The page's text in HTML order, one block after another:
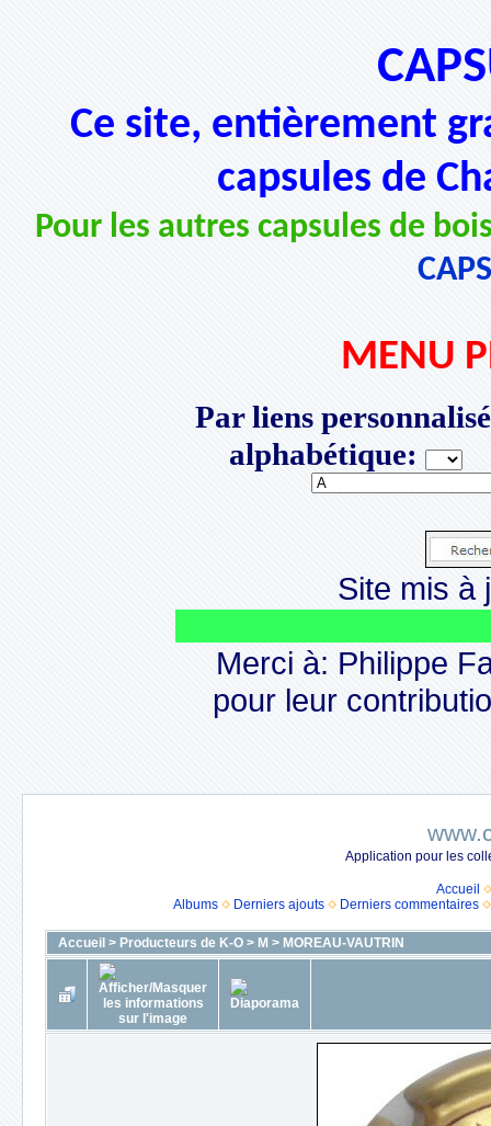
Ce site, entièrement
capsules de
Pour les autres capsules de
MENU
Par liens
alphabétique:
Site mis à
Merci à: Philippe
pour leur
Application pour les
Accueil
Albums
Derniers ajouts Derniers commentaires
Accueil > Producteurs de K-O > M > MOREAU-VAUTRIN